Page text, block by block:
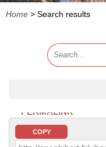
Home > Search results
PERMALINK
COPY